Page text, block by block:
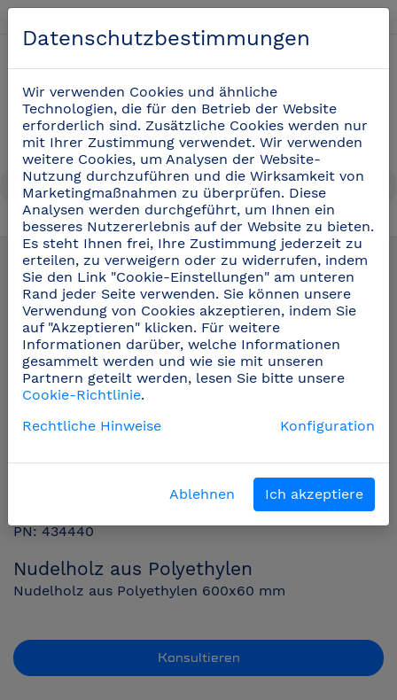
Küchenzubehör aus Polyethylen (10)
PN: 434440
Nudelholz aus Polyethylen
Nudelholz aus Polyethylen 600x60 mm
Konsultieren
Datenschutzbestimmungen
Wir verwenden Cookies und ähnliche
Technologien, die für den Betrieb der Website
erforderlich sind. Zusätzliche Cookies werden nur
mit Ihrer Zustimmung verwendet. Wir verwenden
weitere Cookies, um Analysen der Website-
Nutzung durchzuführen und die Wirksamkeit von
Marketingmaßnahmen zu überprüfen. Diese
Analysen werden durchgeführt, um Ihnen ein
besseres Nutzererlebnis auf der Website zu bieten.
Es steht Ihnen frei, Ihre Zustimmung jederzeit zu
erteilen, zu verweigern oder zu widerrufen, indem
Sie den Link "Cookie-Einstellungen" am unteren
Rand jeder Seite verwenden. Sie können unsere
Verwendung von Cookies akzeptieren, indem Sie
auf "Akzeptieren" klicken. Für weitere
Informationen darüber, welche Informationen
gesammelt werden und wie sie mit unseren
Partnern geteilt werden, lesen Sie bitte unsere
Cookie-Richtlinie.
Rechtliche Hinweise
Konfiguration
Ablehnen Ich akzeptiere